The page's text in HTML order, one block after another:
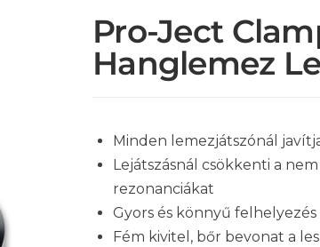
Pro-Ject
Hanglemez
Minden lemezjátszónál
Lejátszásnál csökkenti a
rezonanciákat
Gyors és könnyű felhelyezés
Fém kivitel, bőr bevonat a